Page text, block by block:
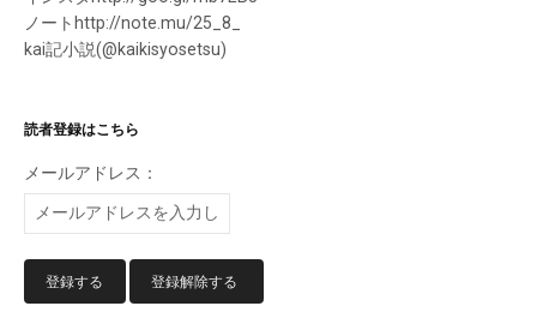
ノートhttp://note.mu/25_8_
kai記小説(@kaikisyosetsu)
読者登録はこちら
メールアドレス：